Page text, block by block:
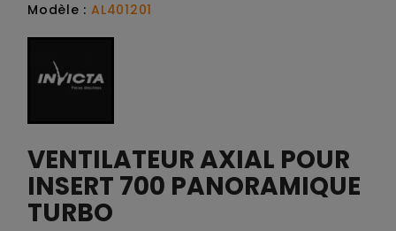
Modèle :AL401201
VENTILATEUR AXIAL POUR
INSERT 700 PANORAMIQUE
TURBO